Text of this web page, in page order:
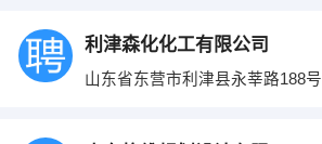
利津森化化工有限公司
山东省东营市利津县永莘路188号